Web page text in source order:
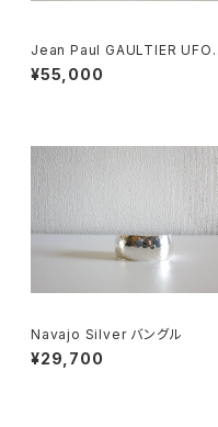
Jean Paul GAULTIER UFO
Watch Silver
¥55,000
Navajo Silver バングル
¥29,700